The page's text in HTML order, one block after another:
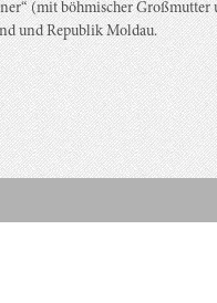
(mit böhmischer
und Republik Moldau.